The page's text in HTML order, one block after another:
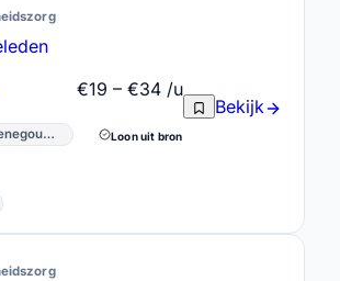
Bergen · Henegouwen
€19 – €34 /u
Loon uit bron
Bekijk